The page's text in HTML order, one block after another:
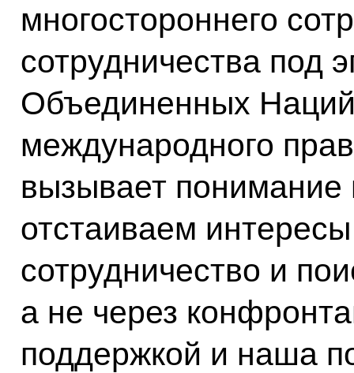
многостороннего
сотрудничества под
Объединенных
международного
вызывает
отстаиваем
сотрудничество и
а не через
поддержкой и наша